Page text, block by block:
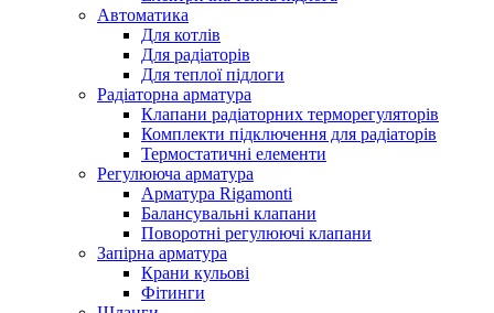
Автоматика
Для котлів
Для радіаторів
Для теплої підлоги
Радіаторна арматура
Клапани радіаторних терморегуляторів
Комплекти підключення для радіаторів
Термостатичні елементи
Регулююча арматура
Арматура Rigamonti
Балансувальні клапани
Поворотні регулюючі клапани
Запірна арматура
Крани кульові
Фітинги